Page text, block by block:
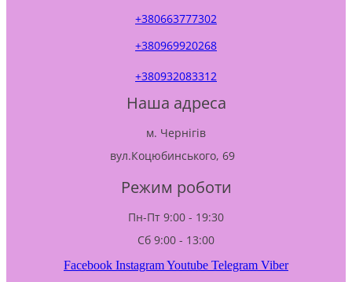
+380663777302
+380969920268
+380932083312
Наша адреса
м. Чернігів
вул.Коцюбинського, 69
Режим роботи
Пн-Пт 9:00 - 19:30
Сб 9:00 - 13:00
Facebook InstagramYoutube Telegram Viber